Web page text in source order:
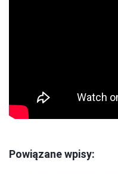
Powiązane wpisy: